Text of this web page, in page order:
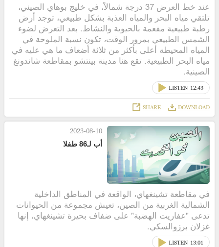
عند خط العرض 37 درجة شمالاً، في خليج بوهاي الصيني،
تلتقي مياه البحر والمياه العذبة بشكل طبيعي، توجد أرض
رطبة طبيعية مفعمة بالحيوية والنشاط. بعد التعرض لضوء
الشمس الطبيعي بمرور الوقت، تكون نسبة الملوحة في
المياه المحيطة أعلى بأكثر من ثلاثة أضعاف ما هي عليه في
مياه البحر الطبيعية. تقع هنا مدينة بينتشو بمقاطعة شاندونغ
الصينية.
LISTEN 12:43
DOWNLOAD
SHARE
2023-08-10
أب لـ86 طفلا
في مقاطعة تشينغهاي، الواقعة في المناطق الداخلية
الشمالية الغربية من الصين، تعيش مجموعة من الحيوانات
تدعى "عفاريت الهضبة" على ضفاف بحيرة تشينغهاي، إنها
غزلان برزوالسكي.
LISTEN 13:01